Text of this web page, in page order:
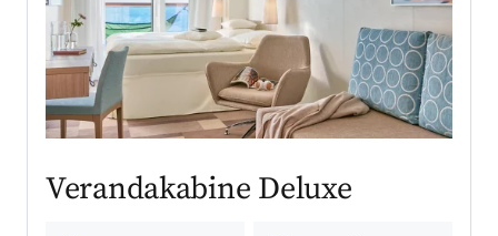
Verandakabine Deluxe